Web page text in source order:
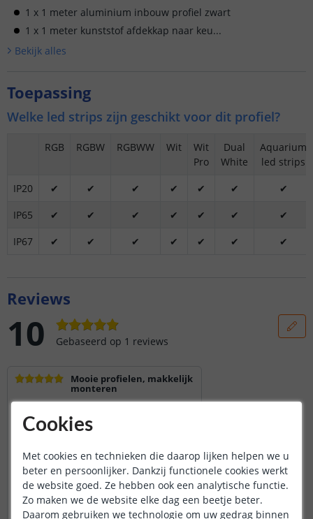
1 x 1 meter aluminium inbouw profiel zwart
1 x 1 meter kunststof afdekkap naar keu...
Bekijk alles
Toepassing
Welke led strips zijn geschikt voor dit profiel?
RGB RGBW RGBWW Wit
Wit
Pro
Dual
White
Aquarium
led strips
IP20
✔ ✔ ✔ ✔ ✔ ✔
✔
IP65
✔ ✔ ✔ ✔ ✔ ✔
✔
IP67
✔ ✔ ✔ ✔ ✔ ✔ ✔
Reviews
10 Gebaseerd op 1 reviews
Mooie profielen, makkelijk
monteren
Deze profielen besteld om in de keuken
ledtrips te monteren.
Snel geleverd, en absoluut mooie
wel jammer vond dat kabel doorvoer gat
wel heel klein was. Voor de ikea smart
lestrip moest ik 1 afdichting wel bewerken.
Maar dat mocht de pret niet drukken. Zeer
tevreden mee
Cookies
Met cookies en technieken die daarop lijken helpen we u
beter en persoonlijker. Dankzij functionele cookies werkt
de website goed. Ze hebben ook een analytische functie.
Zo maken we de website elke dag een beetje beter.
Daarom gebruiken we technologie om uw gedrag binnen